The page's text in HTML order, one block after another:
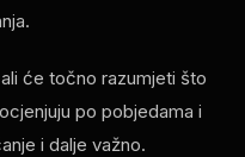
će točno razumjeti što
po pobjedama i
i dalje važno.